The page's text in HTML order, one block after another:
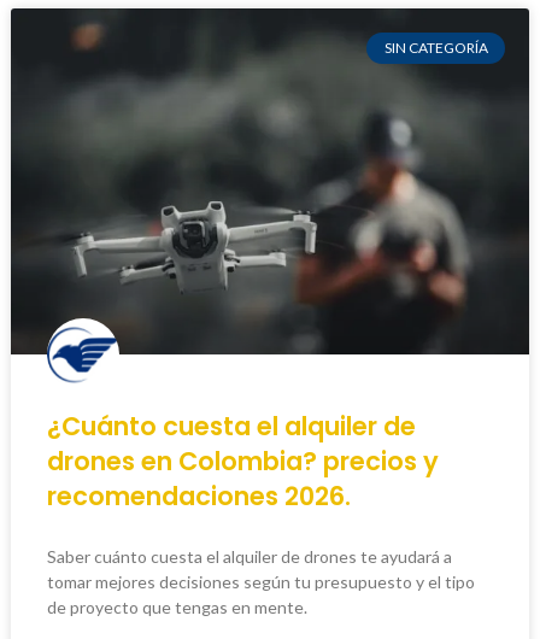
SIN CATEGORÍA
¿Cuánto cuesta el alquiler de
drones en Colombia? precios y
recomendaciones 2026.
Saber cuánto cuesta el alquiler de drones te ayudará a
tomar mejores decisiones según tu presupuesto y el tipo
de proyecto que tengas en mente.